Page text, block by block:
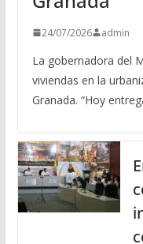
24/07/2026 admin
La gobernadora del
viviendas en la
Granada. “Hoy